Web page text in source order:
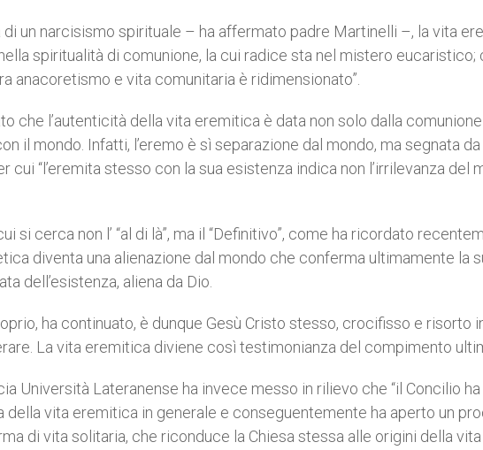
un narcisismo spirituale – ha affermato padre Martinelli –, la vita
spiritualità di comunione, la cui radice sta nel mistero eucaristico;
anacoretismo e vita comunitaria è ridimensionato”.
che l’autenticità della vita eremitica è data non solo dalla comunione
il mondo. Infatti, l’eremo è sì separazione dal mondo, ma segnata da
“l’eremita stesso con la sua esistenza indica non l’irrilevanza del
si cerca non l’ “al di là”, ma il “Definitivo”, come ha ricordato
diventa una alienazione dal mondo che conferma ultimamente la
dell’esistenza, aliena da Dio.
ha continuato, è dunque Gesù Cristo stesso, crocifisso e risorto
La vita eremitica diviene così testimonianza del compimento
Università Lateranense ha invece messo in rilievo che “il Concilio
della vita eremitica in generale e conseguentemente ha aperto un
di vita solitaria, che riconduce la Chiesa stessa alle origini della